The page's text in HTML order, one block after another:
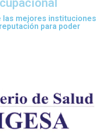
las mejores instituciones
para poder